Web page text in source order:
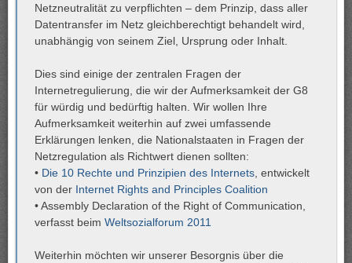
Netzneutralität zu verpflichten – dem Prinzip, dass aller
Datentransfer im Netz gleichberechtigt behandelt wird,
unabhängig von seinem Ziel, Ursprung oder Inhalt.
Dies sind einige der zentralen Fragen der
Internetregulierung, die wir der Aufmerksamkeit der G8
für würdig und bedürftig halten. Wir wollen Ihre
Aufmerksamkeit weiterhin auf zwei umfassende
Erklärungen lenken, die Nationalstaaten in Fragen der
Netzregulation als Richtwert dienen sollten:
• Die 10 Rechte und Prinzipien des Internets, entwickelt
von der Internet Rights and Principles Coalition
• Assembly Declaration of the Right of Communication,
verfasst beimWeltsozialforum 2011
Weiterhin möchten wir unserer Besorgnis über die